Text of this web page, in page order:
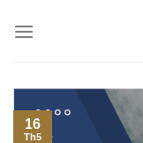
16
Th5